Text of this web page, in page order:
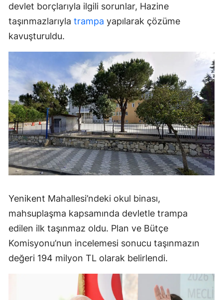
devlet borçlarıyla ilgili sorunlar, Hazine
taşınmazlarıyla trampa yapılarak çözüme
kavuşturuldu.
Yenikent Mahallesi’ndeki okul binası,
mahsuplaşma kapsamında devletle trampa
edilen ilk taşınmaz oldu. Plan ve Bütçe
Komisyonu’nun incelemesi sonucu taşınmazın
değeri 194 milyon TL olarak belirlendi.